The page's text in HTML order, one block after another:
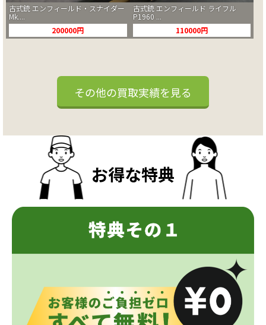
古式銃 エンフィールド・スナイダー
Mk....
200000円
古式銃 エンフィールド ライフル
P1960 ...
110000円
その他の買取実績を見る
お得な特典